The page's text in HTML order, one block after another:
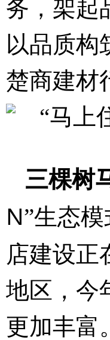
务，架起
以品质构
楚商建材
三棵树
N”生态
店建设正
地区，今
更加丰富